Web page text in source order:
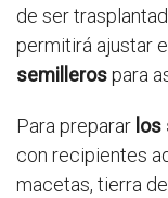
de ser
permitirá ajustar
semillerospara
Para preparar
con recipientes
macetas, tierra